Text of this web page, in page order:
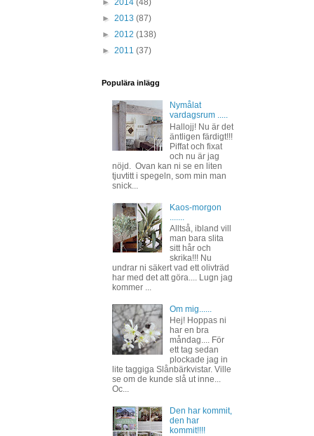
► 2014 (48)
► 2013 (87)
► 2012 (138)
► 2011 (37)
Populära inlägg
Nymålat
vardagsrum .....
Hallojj! Nu är det
äntligen färdigt!!!
Piffat och fixat
och nu är jag
nöjd. Ovan kan ni se en liten
tjuvtitt i spegeln, som min man
snick...
Kaos-morgon
Alltså, ibland vill
man bara slita
sitt hår och
skrika!!! Nu
undrar ni säkert vad ett olivträd
har med det att göra.... Lugn jag
kommer ...
Om mig......
Hej! Hoppas ni
har en bra
måndag.... För
ett tag sedan
plockade jag in
lite taggiga Slånbärkvistar. Ville
se om de kunde slå ut inne...
Oc...
Den har kommit,
den har
kommit!!!!